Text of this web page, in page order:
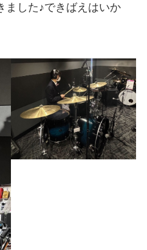
ました♪できばえはいか